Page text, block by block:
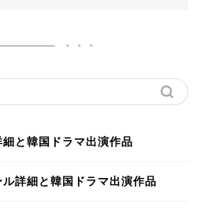
と韓国ドラマ出演作品
詳細と韓国ドラマ出演作品